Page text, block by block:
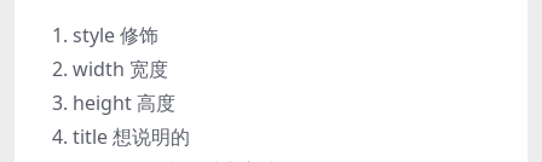
style 修饰
width 宽度
height 高度
title 想说明的